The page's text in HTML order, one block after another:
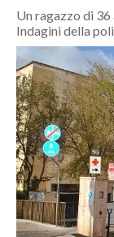
ITALIA
MONDO
POLITICA
ECONOMIA
SERVIZI ALLE
LAVORO
BANDI
Un ragazzo di
Indagini della